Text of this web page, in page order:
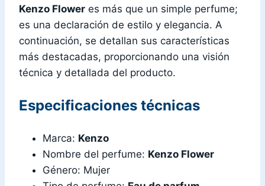
Kenzo Flower es más que un simple perfume;
es una declaración de estilo y elegancia. A
continuación, se detallan sus características
más destacadas, proporcionando una visión
técnica y detallada del producto.
Especificaciones técnicas
Marca: Kenzo
Nombre del perfume: Kenzo Flower
Género: Mujer